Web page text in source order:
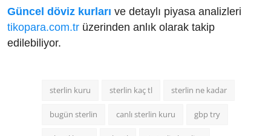
Güncel döviz kurları ve detaylı piyasa analizleri
tikopara.com.tr üzerinden anlık olarak takip
edilebiliyor.
sterlin kuru sterlin kaç tl sterlin ne kadar
bugün sterlin canlı sterlin kuru gbp try